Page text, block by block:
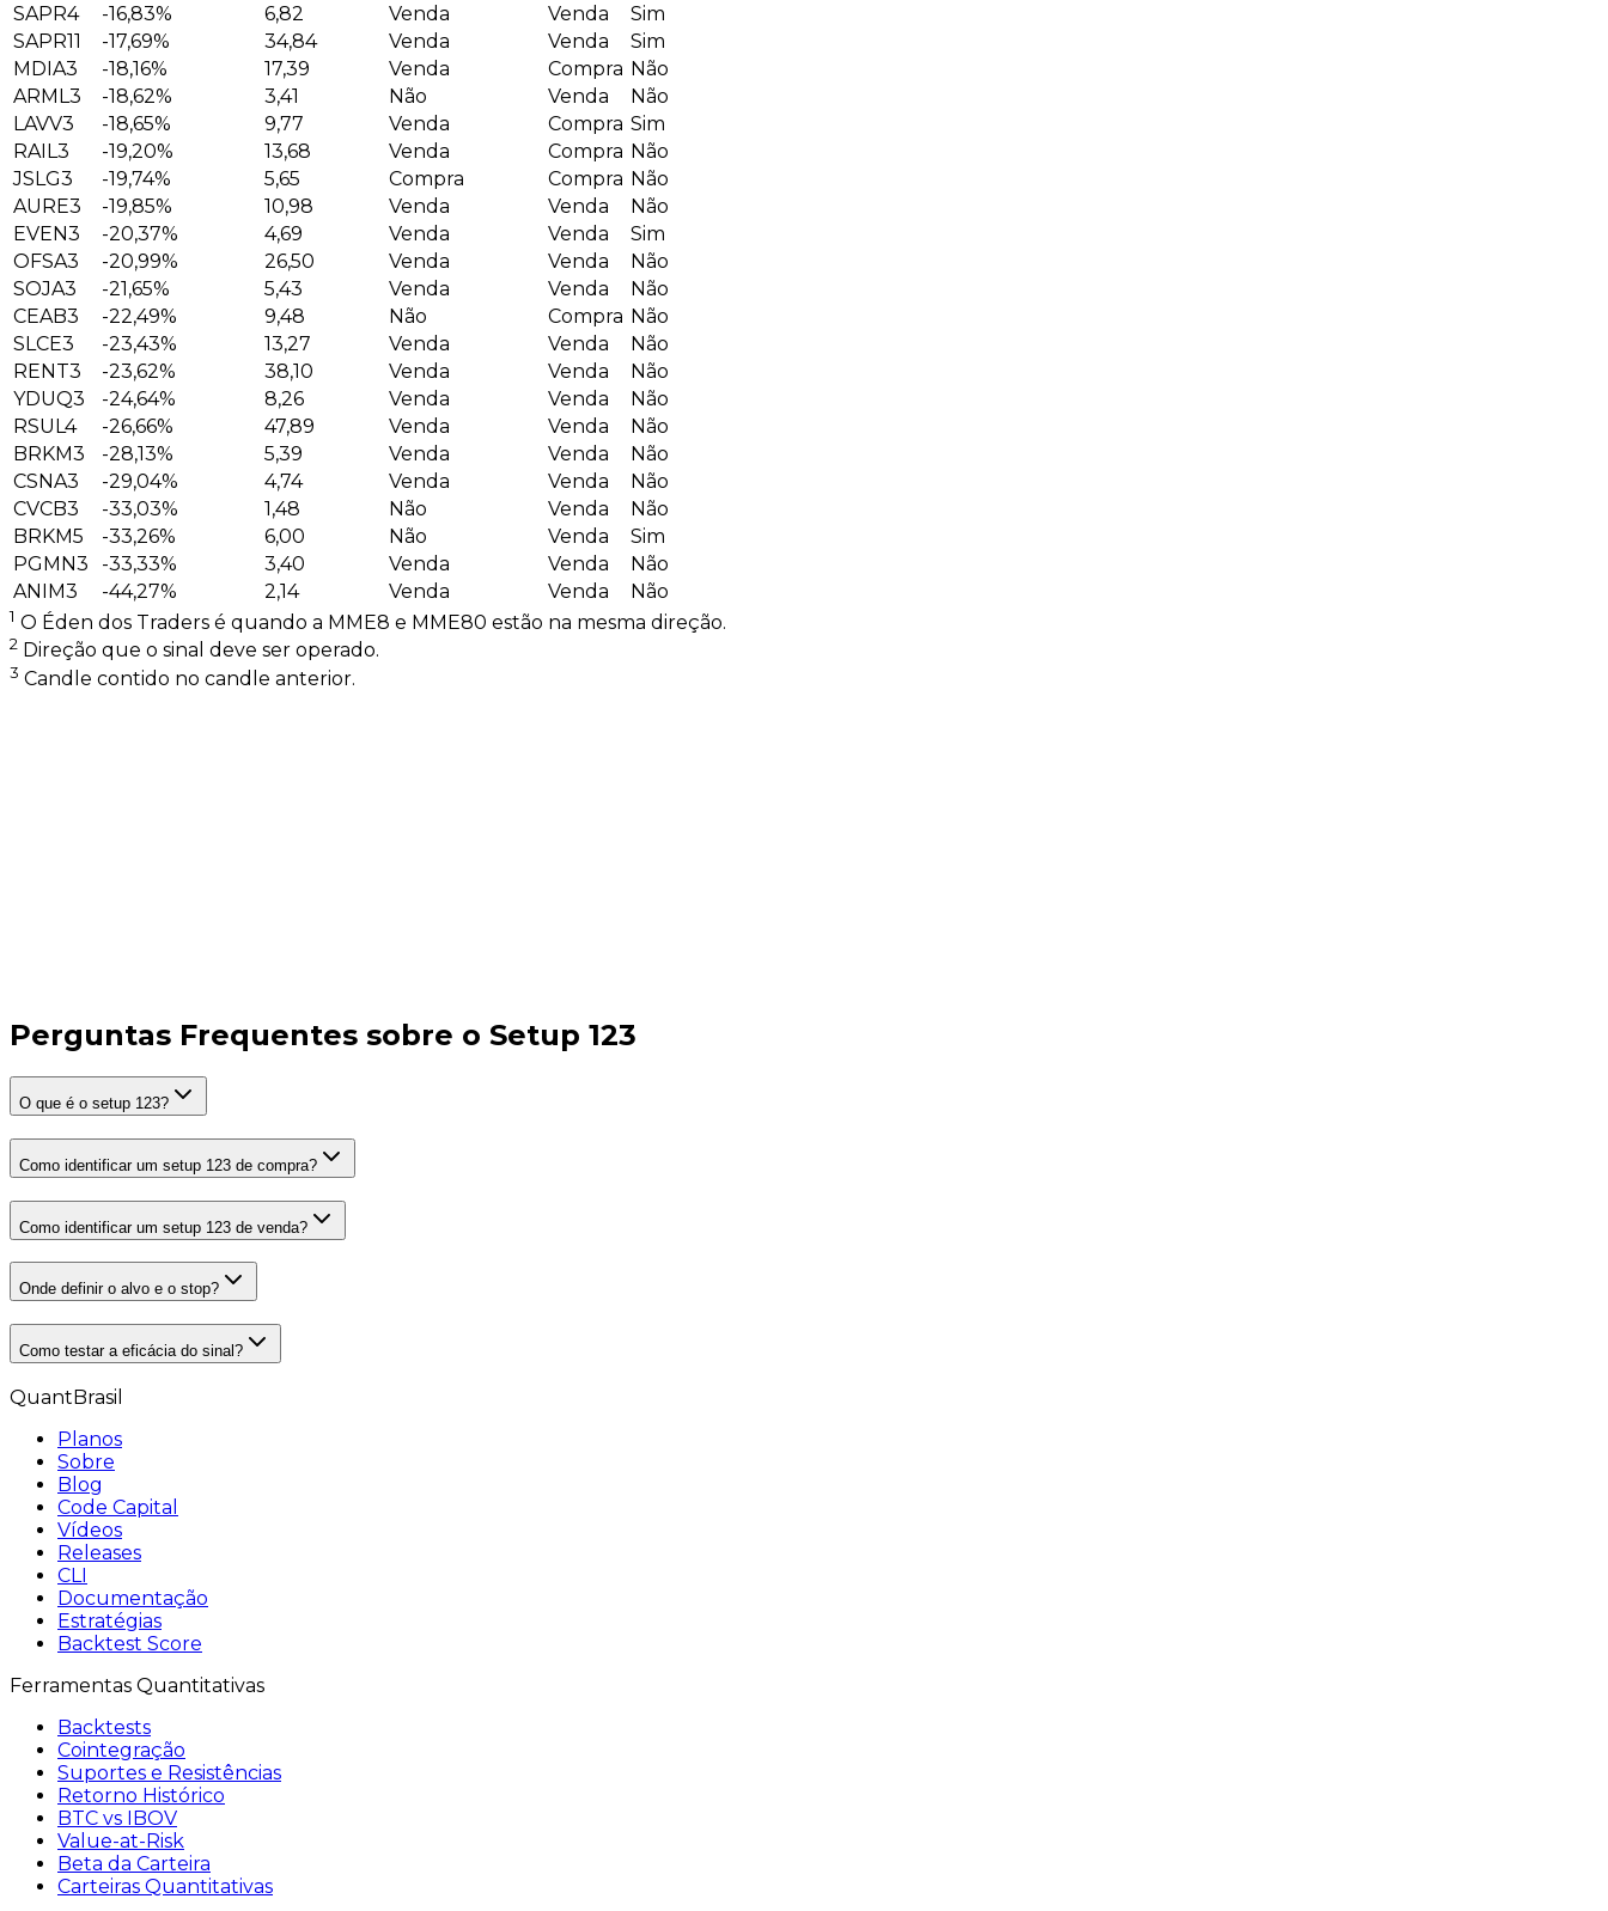
SAPR4
-16,83% 6,82 Venda Venda
Sim
SAPR11
-17,69% 34,84 Venda Venda
Sim
MDIA3
-18,16% 17,39 Venda Compra Não
ARML3
-18,62% 3,41 Não Venda
Não
LAVV3
-18,65% 9,77 Venda Compra Sim
RAIL3
-19,20% 13,68 Venda Compra Não
JSLG3
-19,74% 5,65 Compra Compra Não
AURE3
-19,85% 10,98 Venda Venda
Não
EVEN3
-20,37% 4,69 Venda Venda
Sim
OFSA3
-20,99% 26,50 Venda Venda
Não
SOJA3
-21,65% 5,43 Venda Venda
Não
CEAB3
-22,49% 9,48 Não Compra Não
SLCE3
-23,43% 13,27 Venda Venda
Não
RENT3
-23,62% 38,10 Venda Venda
Não
YDUQ3
-24,64% 8,26 Venda Venda
Não
RSUL4
-26,66% 47,89 Venda Venda
Não
BRKM3
-28,13% 5,39 Venda Venda
Não
CSNA3
-29,04% 4,74 Venda Venda
Não
CVCB3
-33,03% 1,48 Não Venda
Não
BRKM5
-33,26% 6,00 Não Venda
Sim
PGMN3
-33,33% 3,40 Venda Venda
Não
ANIM3
-44,27% 2,14 Venda Venda Não
1 O Éden dos Traders é quando a MME8 e MME80 estão na mesma direção.
2 Direção que o sinal deve ser operado.
3 Candle contido no candle anterior.
Perguntas Frequentes sobre o Setup 123
O que é o setup 123?
Como identificar um setup 123 de compra?
Como identificar um setup 123 de venda?
Onde definir o alvo e o stop?
Como testar a eficácia do sinal?
QuantBrasil
Planos
Sobre
Blog
Code Capital
Vídeos
Releases
CLI
Documentação
Estratégias
Backtest Score
Ferramentas Quantitativas
Backtests
Cointegração
Suportes e Resistências
Retorno Histórico
BTC vs IBOV
Value-at-Risk
Beta da Carteira
Carteiras Quantitativas